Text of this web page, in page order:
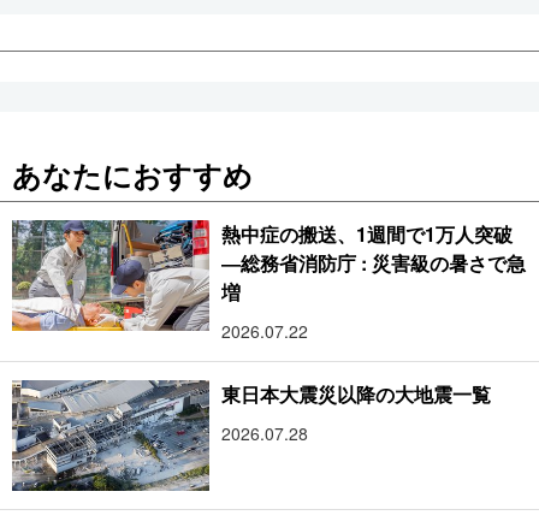
あなたにおすすめ
熱中症の搬送、1週間で1万人突破
―総務省消防庁 : 災害級の暑さで急
増
2026.07.22
東日本大震災以降の大地震一覧
2026.07.28